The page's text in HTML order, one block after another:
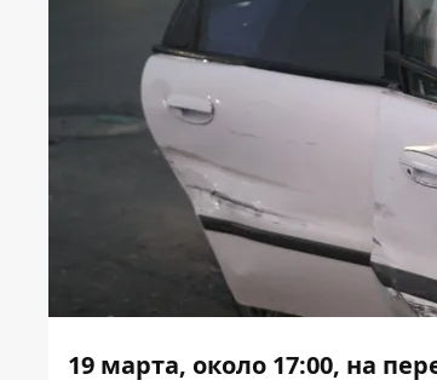
19 марта, около 17:00, на